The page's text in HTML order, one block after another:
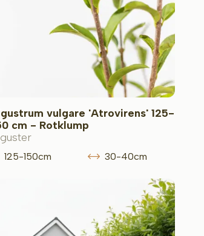
vulgare 'Atrovirens' 125-
cm - Rotklump
125-150cm 30-40cm